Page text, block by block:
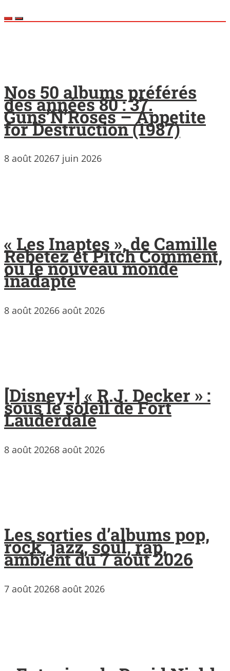
Nos 50 albums préférés
des années 80 : 37.
Guns’N’Roses – Appetite
for Destruction (1987)
8 août 20267 juin 2026
« Les Inaptes », de Camille
Rebetez et Pitch Comment,
ou le nouveau monde
inadapté
8 août 20266 août 2026
[Disney+] « R.J. Decker » :
sous le soleil de Fort
Lauderdale
8 août 20268 août 2026
Les sorties d’albums pop,
rock, jazz, soul, rap,
ambient du 7 août 2026
7 août 20268 août 2026